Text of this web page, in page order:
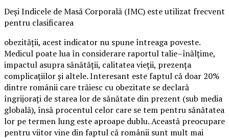
Deși Indicele de Masă Corporală (IMC) este utilizat frecvent
pentru clasificarea
obezității, acest indicator nu spune întreaga poveste.
Medicul poate lua în considerare raportul talie–înălțime,
impactul asupra sănătății, calitatea vieții, prezența
complicațiilor și altele. Interesant este faptul că doar 20%
dintre românii care trăiesc cu obezitate se declară
îngrijorați de starea lor de sănătate din prezent (sub media
globală), însă procentul celor care se tem pentru sănătatea
lor pe termen lung este aproape dublu. Această preocupare
pentru viitor vine din faptul că românii sunt mult mai